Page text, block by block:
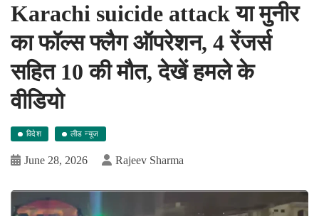
Karachi suicide attack या मुनीर
का फॉल्स फ्लैग ऑपरेशन, 4 रेंजर्स
सहित 10 की मौत, देखें हमले के
वीडियो
विदेश लीड न्यूज
June 28, 2026 Rajeev Sharma